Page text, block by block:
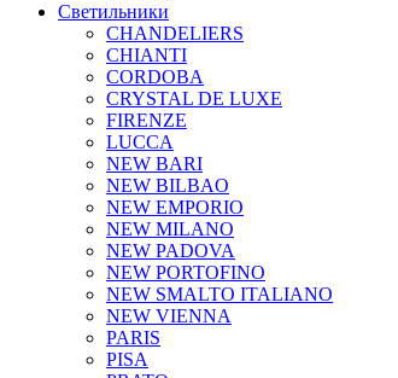
Светильники
CHANDELIERS
CHIANTI
CORDOBA
CRYSTAL DE LUXE
FIRENZE
LUCCA
NEW BARI
NEW BILBAO
NEW EMPORIO
NEW MILANO
NEW PADOVA
NEW PORTOFINO
NEW SMALTO ITALIANO
NEW VIENNA
PARIS
PISA